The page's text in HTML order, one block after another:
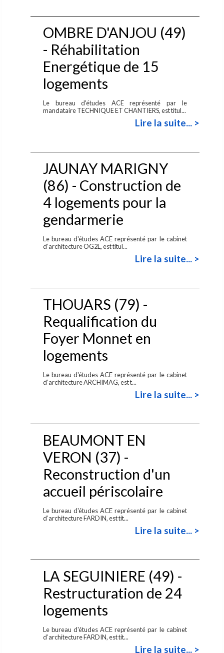
OMBRE D'ANJOU (49)
- Réhabilitation
Energétique de 15
logements
Le bureau d'études ACE représenté par le
mandataire TECHNIQUE ET CHANTIERS, est titul...
Lire la suite... >
JAUNAY MARIGNY
(86) - Construction de
4 logements pour la
gendarmerie
Le bureau d'études ACE représenté par le cabinet
d’architecture OG2L, est titul...
Lire la suite... >
THOUARS (79) -
Requalification du
Foyer Monnet en
logements
Le bureau d'études ACE représenté par le cabinet
d’architecture ARCHIMAG, est t...
Lire la suite... >
BEAUMONT EN
VERON (37) -
Reconstruction d'un
accueil périscolaire
Le bureau d'études ACE représenté par le cabinet
d’architecture FARDIN, est tit...
Lire la suite... >
LA SEGUINIERE (49) -
Restructuration de 24
logements
Le bureau d'études ACE représenté par le cabinet
d’architecture FARDIN, est tit...
Lire la suite... >